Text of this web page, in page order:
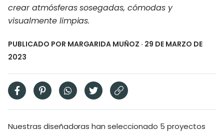
crear atmósferas sosegadas, cómodas y
visualmente limpias.
PUBLICADO POR MARGARIDA MUÑOZ · 29 DE MARZO DE
2023
Nuestras diseñadoras han seleccionado 5 proyectos